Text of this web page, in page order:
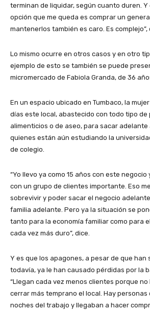
terminan de liquidar, según cuanto duren. Y
opción que me queda es comprar un
mantenerlos también es caro. Es complejo”,
Lo mismo ocurre en otros casos y en otro
ejemplo de esto se también se puede
micromercado de Fabiola Granda, de 36
En un espacio ubicado en Tumbaco, la
días este local, abastecido con todo tipo de
alimenticios o de aseo, para sacar adelante
quienes están aún estudiando la
de colegio.
“Yo llevo ya como 15 años con este
con un grupo de clientes importante. Eso
sobrevivir y poder sacar el negocio
familia adelante. Pero ya la situación se
tanto para la economía familiar como para
cada vez más duro”, dice.
Y es que los apagones, a pesar de que han
todavía, ya le han causado pérdidas por la
“Llegan cada vez menos clientes porque no
cerrar más temprano el local. Hay personas
noches del trabajo y llegaban a hacer